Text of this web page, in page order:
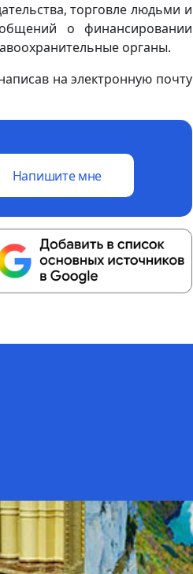
торговле людьми и
о финансировании
органы.
на электронную почту
Напишите мне